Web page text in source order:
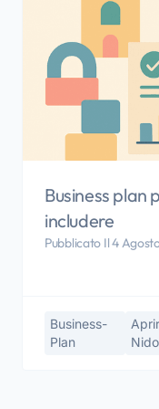
Business plan
includere
Pubblicato Il 4
Business-
Plan
Nido